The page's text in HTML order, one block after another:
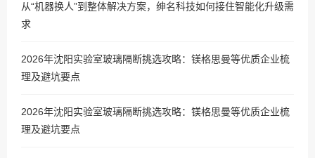
从“机器换人”到整体解决方案，绅名科技如何接住智能化升级需
求
2026年沈阳实验室玻璃隔断挑选攻略：镁格思曼等优质企业梳
理及避坑要点
2026年沈阳实验室玻璃隔断挑选攻略：镁格思曼等优质企业梳
理及避坑要点